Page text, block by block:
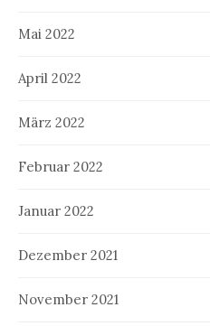
Mai 2022
April 2022
März 2022
Februar 2022
Januar 2022
Dezember 2021
November 2021